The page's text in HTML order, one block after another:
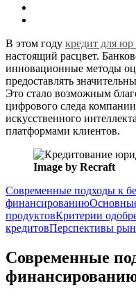
В этом году кредит для юр
настоящий расцвет.
инновационные методы
предоставлять
Это стало возможным
цифрового следа
искусственного
платформами клиентов.
Image by Recraft
Современные подходы к
финансированию
продуктовКритерии
кредитовПерспективы
Современные